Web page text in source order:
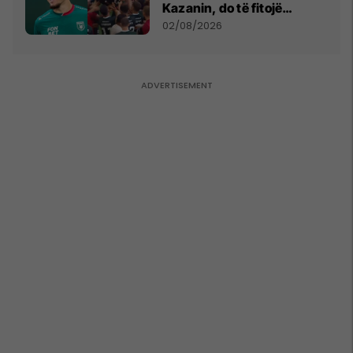
Kazanin, do të fitojë
miliona te Spartak Moska
02/08/2026